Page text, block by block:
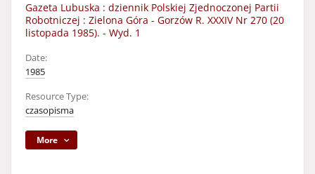
Gazeta Lubuska : dziennik Polskiej Zjednoczonej Partii
Robotniczej : Zielona Góra - Gorzów R. XXXIV Nr 270 (20
listopada 1985). - Wyd. 1
Date:
1985
Resource Type:
czasopisma
More